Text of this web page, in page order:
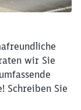
wir Sie
Schreiben Sie